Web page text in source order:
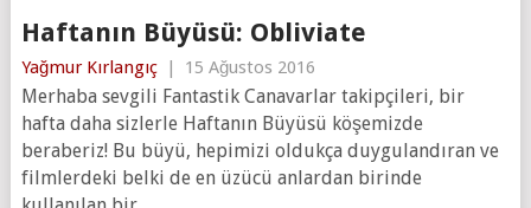
Haftanın Büyüsü: Obliviate
Yağmur Kırlangıç | 15 Ağustos 2016
Merhaba sevgili Fantastik Canavarlar takipçileri, bir
hafta daha sizlerle Haftanın Büyüsü köşemizde
beraberiz! Bu büyü, hepimizi oldukça duygulandıran ve
filmlerdeki belki de en üzücü anlardan birinde